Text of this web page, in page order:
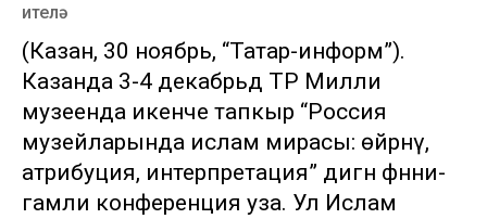
ителә
(Казан, 30 ноябрь, “Татар-информ”).
Казанда 3-4 декабрьдә ТР Милли
музеенда икенче тапкыр “Россия
музейларында ислам мирасы: өйрәнү,
атрибуция, интерпретация” дигән фәнни-
гамәли конференция уза. Ул Ислам